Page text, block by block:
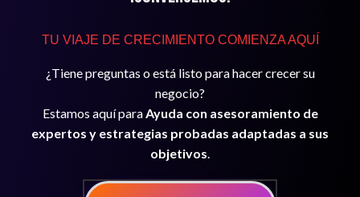
TU VIAJE DE CRECIMIENTO COMIENZA AQUÍ
¿Tiene preguntas o está listo para hacer crecer su
negocio?
Estamos aquí paraAyuda con asesoramiento de
expertos y estrategias probadas adaptadas a sus
objetivos.